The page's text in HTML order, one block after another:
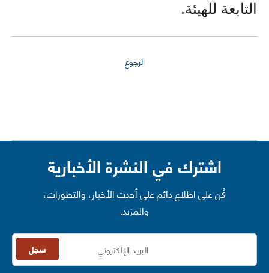
التابعة للهيئة.
الرجوع
اشترك في النشرة الأخبارية
كُن على اطلاع دائم على أحدث الأخبار، والتطورات،
والمزيد.
سجل